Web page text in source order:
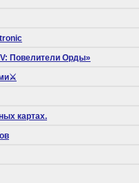
Повелители Орды»
картах.